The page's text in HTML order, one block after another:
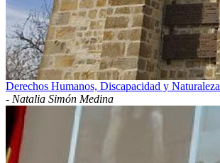
Derechos Humanos, Discapacidad y Naturaleza
- Natalia Simón Medina